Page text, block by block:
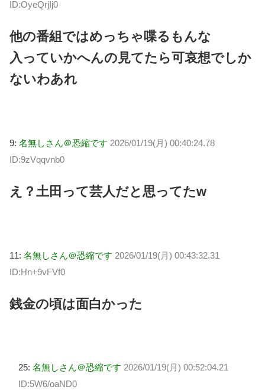
ID:OyeQrjIj0
他の番組ではめっちゃ喋るもんな
入っていかへんの見てたら可哀想でしか
ないわあれ
9: 名無しさん＠恐縮です 2026/01/19(月) 00:40:24.78
ID:9zVqqvnb0
え？土田って芸人だと思ってたw
11: 名無しさん＠恐縮です 2026/01/19(月) 00:43:32.31
ID:Hn+9vFVf0
銭金の頃は面白かった
25: 名無しさん＠恐縮です 2026/01/19(月) 00:52:04.21
ID:5W6/oaND0